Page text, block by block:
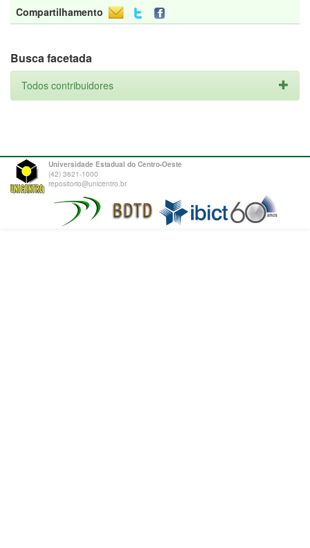
Compartilhamento
Busca facetada
Todos contribuidores
Universidade Estadual do Centro-Oeste
(42) 3621-1000
repositorio@unicentro.br